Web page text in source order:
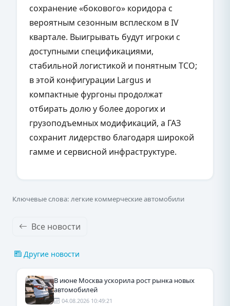
сохранение «бокового» коридора с
вероятным сезонным всплеском в IV
квартале. Выигрывать будут игроки с
доступными спецификациями,
стабильной логистикой и понятным TCO;
в этой конфигурации Largus и
компактные фургоны продолжат
отбирать долю у более дорогих и
грузоподъемных модификаций, а ГАЗ
сохранит лидерство благодаря широкой
гамме и сервисной инфраструктуре.
Ключевые слова: легкие коммерческие автомобили
Все новости
Другие новости
В июне Москва ускорила рост рынка новых
автомобилей
04.08.2026 10:49:21